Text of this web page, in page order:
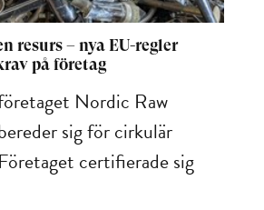
resurs – nya EU-regler
på företag
Nordic Raw
sig för cirkulär
certifierade sig